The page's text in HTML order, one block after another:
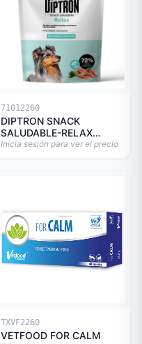
71012260
DIPTRON SNACK
SALUDABLE-RELAX
150GR
Inicia sesión para ver el precio
TXVF2260
VETFOOD FOR CALM